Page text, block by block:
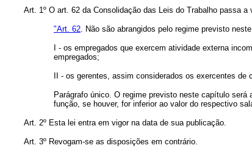
Art. 1º O art. 62 da Consolidação das Leis do Trabalho passa a
"Art. 62. Não são abrangidos pelo regime previsto
I - os empregados que exercem atividade externa
empregados;
II - os gerentes, assim considerados os exercentes
Parágrafo único. O regime previsto neste capítulo
função, se houver, for inferior ao valor do respectivo
Art. 2º Esta lei entra em vigor na data de sua publicação.
Art. 3º Revogam-se as disposições em contrário.